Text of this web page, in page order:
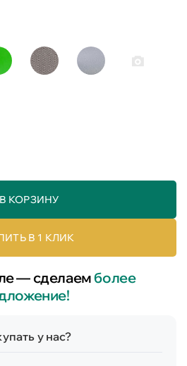
В КОРЗИНУ
В 1 КЛИК
— сделаемболее
у нас?